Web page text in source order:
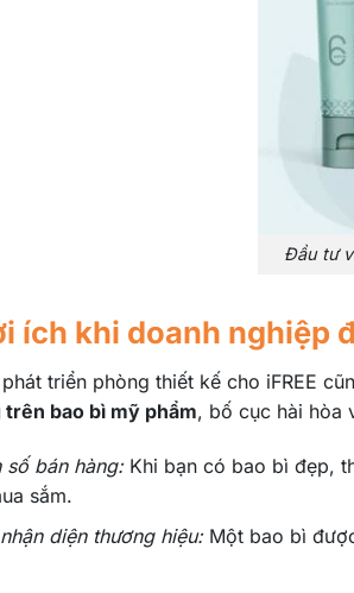
Đầu tư
ích khi doanh nghiệp
triển phòng thiết kế cho iFREE
trên bao bì mỹ phẩm, bố cục hài hòa
số bán hàng:Khi bạn có bao bì đẹp,
sắm.
diện thương hiệu:Một bao bì